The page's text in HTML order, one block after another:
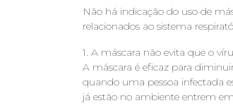
Não há indicação do uso de
relacionados ao sistema
1. A máscara não evita que o
A máscara é eficaz para
quando uma pessoa infectada
já estão no ambiente entrem